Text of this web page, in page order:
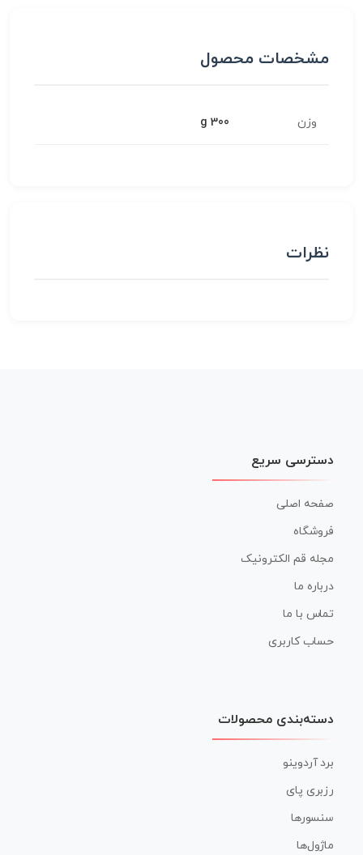
مشخصات محصول
وزن 300 g
نظرات
دسترسی سریع
صفحه اصلی
فروشگاه
مجله قم الکترونیک
درباره ما
تماس با ما
حساب کاربری
دسته‌بندی محصولات
برد آردوینو
رزبری پای
سنسورها
ماژول‌ها